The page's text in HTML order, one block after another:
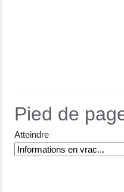
Pied de
Atteindre